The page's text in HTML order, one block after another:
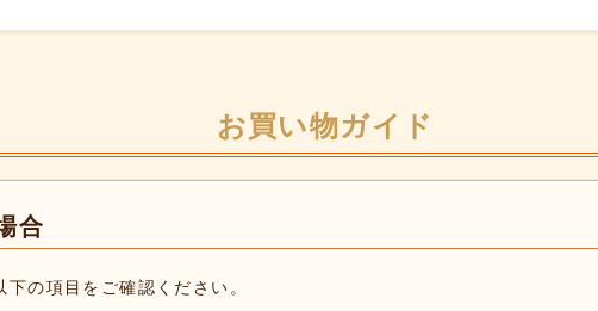
お買い物ガイド
合
の項目をご確認ください。